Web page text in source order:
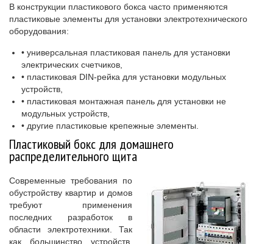
В конструкции пластикового бокса часто применяются
пластиковые элементы для установки электротехнического
оборудования:
• универсальная пластиковая панель для установки
электрических счетчиков,
• пластиковая DIN-рейка для установки модульных
устройств,
• пластиковая монтажная панель для установки не
модульных устройств,
• другие пластиковые крепежные элементы.
Пластиковый бокс для домашнего
распределительного щита
Современные требования по
обустройству квартир и домов
требуют применения
последних разработок в
области электротехники. Так
как большинство устройств,